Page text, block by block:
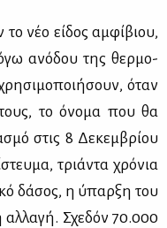
νέο εί­δος αμ­φί­βιου,
ανό­δου της θερ­μο­
όταν
το όνο­μα που θα
στις 8 Δε­κεμ­βρί­ου
τριά­ντα χρό­νια
δά­σος, η ύπαρ­ξη του
αλ­λα­γή. Σχε­δόν 70.000